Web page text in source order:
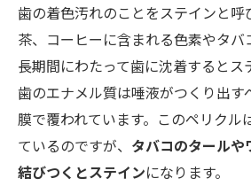
歯の着色汚れのことをステインと呼
茶、コーヒーに含まれる色素やタ
長期間にわたって歯に沈着するとス
歯のエナメル質は唾液がつくり出す
膜で覆われています。このペリクル
ているのですが、 タバコのタールや
結びつくとステインになります。